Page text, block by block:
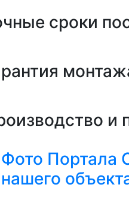
сроки
и
Фото Портала
нашего